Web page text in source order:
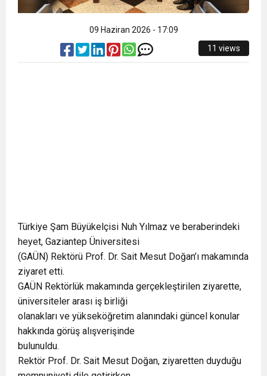
09 Haziran 2026 - 17:09
11 views
Türkiye Şam Büyükelçisi Nuh Yılmaz ve beraberindeki
heyet, Gaziantep Üniversitesi
(GAÜN) Rektörü Prof. Dr. Sait Mesut Doğan’ı makamında
ziyaret etti.
GAÜN Rektörlük makamında gerçekleştirilen ziyarette,
üniversiteler arası iş birliği
olanakları ve yükseköğretim alanındaki güncel konular
hakkında görüş alışverişinde
bulunuldu.
Rektör Prof. Dr. Sait Mesut Doğan, ziyaretten duyduğu